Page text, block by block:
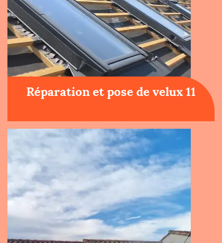
Réparation et pose de velux 11